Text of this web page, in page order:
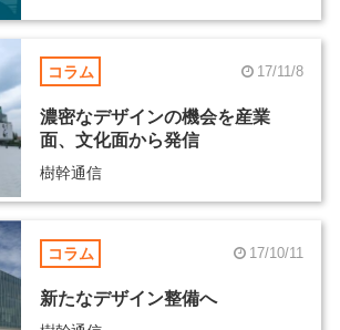
コラム 17/11/8
濃密なデザインの機会を産業
面、文化面から発信
樹幹通信
コラム 17/10/11
新たなデザイン整備へ